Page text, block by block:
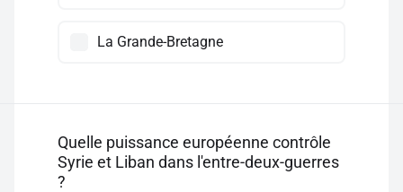
La Grande-Bretagne
Quelle puissance européenne contrôle
Syrie et Liban dans l'entre-deux-guerres
?